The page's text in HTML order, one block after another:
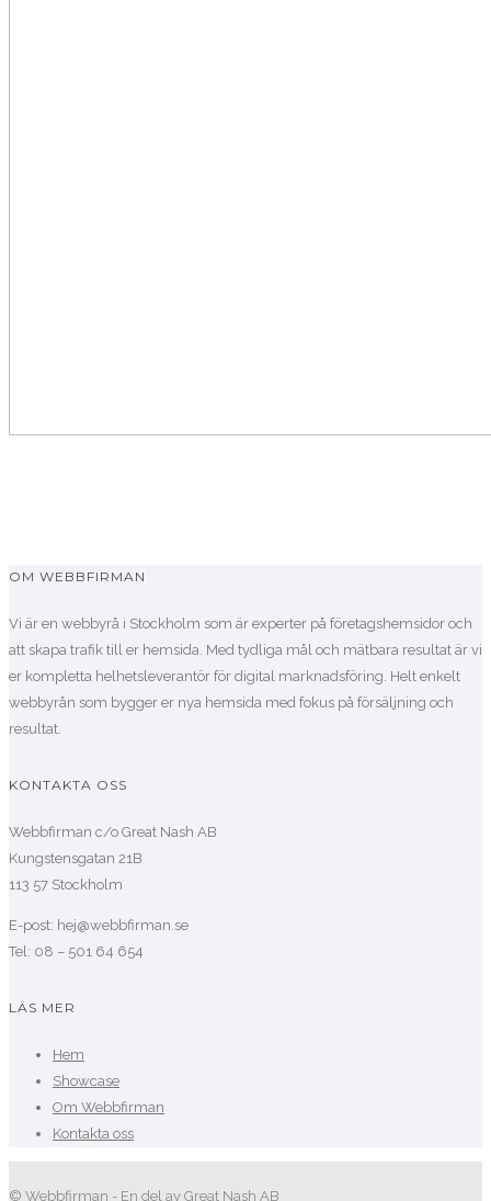
OM WEBBFIRMAN
Vi är en webbyrå i Stockholm som är experter på företagshemsidor och
att skapa trafik till er hemsida. Med tydliga mål och mätbara resultat är vi
er kompletta helhetsleverantör för digital marknadsföring. Helt enkelt
webbyrån som bygger er nya hemsida med fokus på försäljning och
resultat.
KONTAKTA OSS
Webbfirman c/o Great Nash AB
Kungstensgatan 21B
113 57 Stockholm
E-post: hej@webbfirman.se
Tel: 08 – 501 64 654
LÄS MER
Hem
Showcase
Om Webbfirman
Kontakta oss
© Webbfirman - En del av Great Nash AB